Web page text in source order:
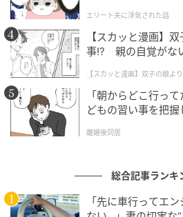
エリート夫に浮気された話
【スカッと漫画】
事!? 親の自覚がな
【スカッと漫画】双子の娘よ
懲らしめた話
「朝からどこ行っ
どもの習い事を把握
離婚後同居
総合記事ランキ
「先に車行ってエ